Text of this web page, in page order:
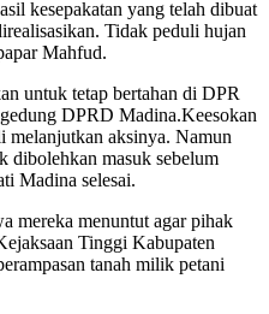
kesepakatan yang telah dibuat
Tidak peduli hujan
Mahfud.
untuk tetap bertahan di DPR
DPRD Madina.Keesokan
melanjutkan aksinya. Namun
dibolehkan masuk sebelum
Madina selesai.
mereka menuntut agar pihak
Tinggi Kabupaten
tanah milik petani